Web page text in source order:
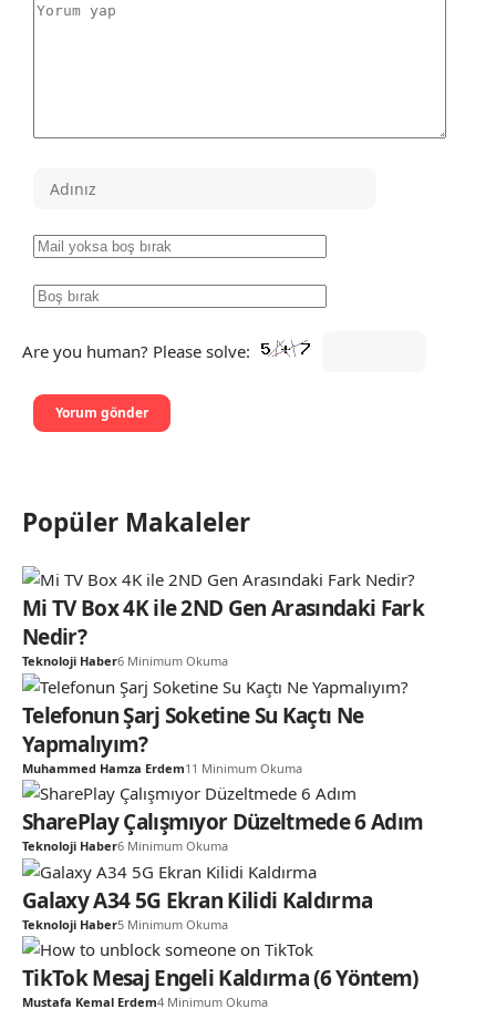
Are you human? Please solve:
Popüler Makaleler
Mi TV Box 4K ile 2ND Gen Arasındaki Fark
Nedir?
Teknoloji Haber6 Minimum Okuma
Telefonun Şarj Soketine Su Kaçtı Ne
Yapmalıyım?
Muhammed Hamza Erdem11 Minimum Okuma
SharePlay Çalışmıyor Düzeltmede 6 Adım
Teknoloji Haber6 Minimum Okuma
Galaxy A34 5G Ekran Kilidi Kaldırma
Teknoloji Haber5 Minimum Okuma
TikTok Mesaj Engeli Kaldırma (6 Yöntem)
Mustafa Kemal Erdem4 Minimum Okuma